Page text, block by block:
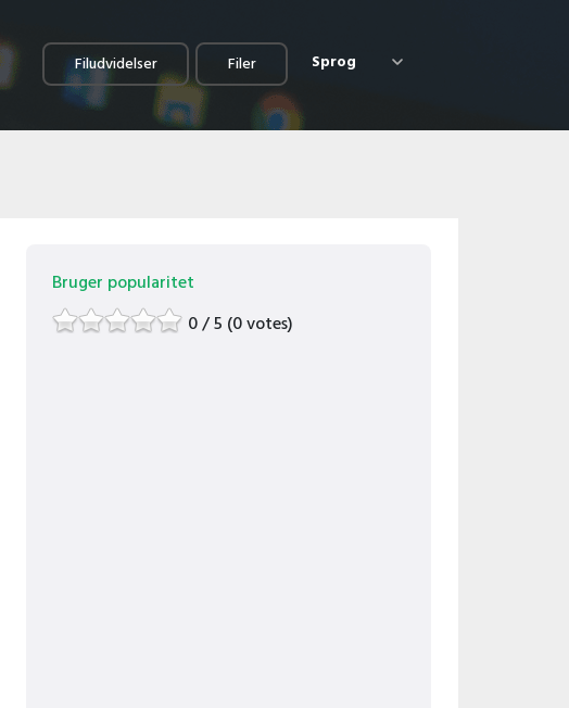
Filudvidelser Filer Sprog
Bruger popularitet
0 / 5 (0 votes)